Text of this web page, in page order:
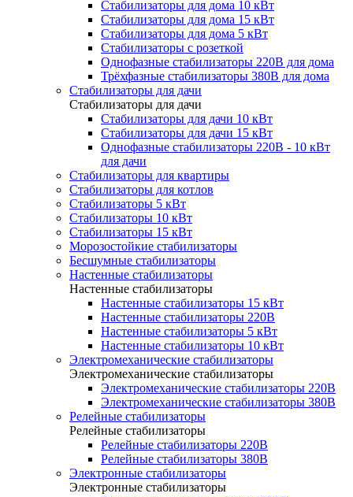
Стабилизаторы для дома 10 кВт
Стабилизаторы для дома 15 кВт
Стабилизаторы для дома 5 кВт
Стабилизаторы с розеткой
Однофазные стабилизаторы 220В для дома
Трёхфазные стабилизаторы 380В для дома
Стабилизаторы для дачи
Стабилизаторы для дачи
Стабилизаторы для дачи 10 кВт
Стабилизаторы для дачи 15 кВт
Однофазные стабилизаторы 220В - 10 кВт
для дачи
Стабилизаторы для квартиры
Стабилизаторы для котлов
Стабилизаторы 5 кВт
Стабилизаторы 10 кВт
Стабилизаторы 15 кВт
Морозостойкие стабилизаторы
Бесшумные стабилизаторы
Настенные стабилизаторы
Настенные стабилизаторы
Настенные стабилизаторы 15 кВт
Настенные стабилизаторы 220В
Настенные стабилизаторы 5 кВт
Настенные стабилизаторы 10 кВт
Электромеханические стабилизаторы
Электромеханические стабилизаторы
Электромеханические стабилизаторы 220В
Электромеханические стабилизаторы 380В
Релейные стабилизаторы
Релейные стабилизаторы
Релейные стабилизаторы 220В
Релейные стабилизаторы 380В
Электронные стабилизаторы
Электронные стабилизаторы